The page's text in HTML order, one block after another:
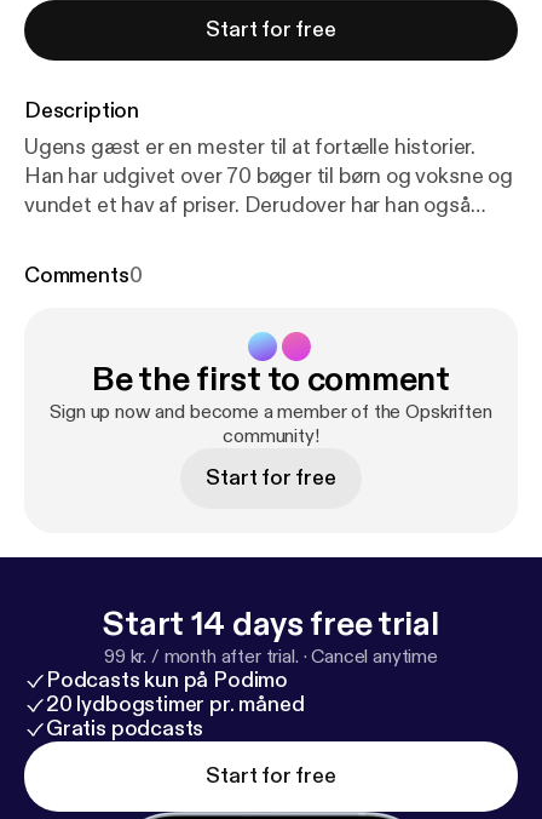
Start for free
Description
Ugens gæst er en mester til at fortælle historier.
Han har udgivet over 70 bøger til børn og voksne og
vundet et hav af priser. Derudover har han også
Ene”, “En Soap” og “Hannibal og Jerry”. Han har en
historie? Har Kim en syret og vild side, eller er han
kedelig i privaten? Hvorfor blev DR-serien "Huset"
til på en meget mærkelig måde? Og hvor grusomt er
det at skrive en roman? Lyt med og få hele
Comments0
Be the first to comment
Sign up now and become a member of the Opskriften
community!
Start for free
Start 14 days free trial
99 kr. / month after trial. ·Cancel anytime
Podcasts kun på Podimo
20 lydbogstimer pr. måned
Gratis podcasts
Start for free